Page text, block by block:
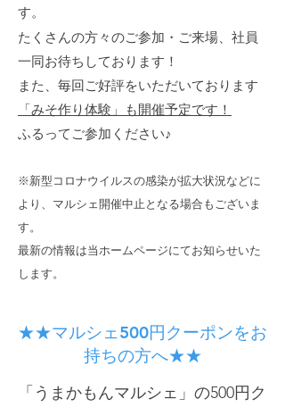
す。
たくさんの方々のご参加・ご来場、社員
一同お待ちしております！
また、毎回ご好評をいただいております
「みそ作り体験」も開催予定です！
ふるってご参加ください♪
※新型コロナウイルスの感染が拡大状況などに
より、マルシェ開催中止となる場合もございま
す。
最新の情報は当ホームページにてお知らせいた
します。
​★★マルシェ500円クーポンをお
持ちの方へ★★
「うまかもんマルシェ」の500円ク